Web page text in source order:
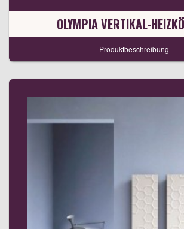
OLYMPIA VERTIKAL-
Produktbeschreibung